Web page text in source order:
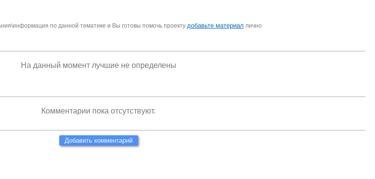
по данной тематике и Вы готовы помочь проекту добавьте материал лично
На данный момент лучшие не определены
Комментарии пока отсутствуют.
Добавить комментарий